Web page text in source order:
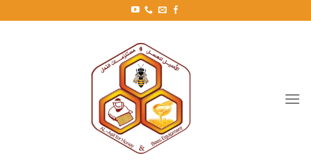
للمحتوى